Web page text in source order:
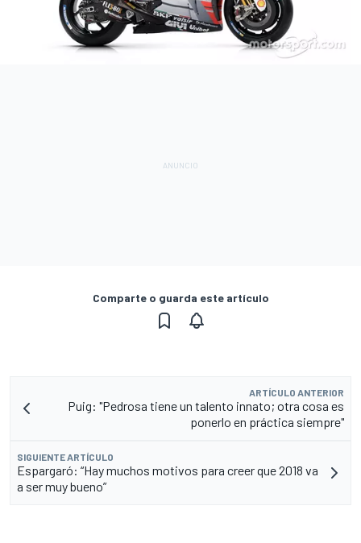
Comparte o guarda este artículo
ARTÍCULO ANTERIOR
Puig: "Pedrosa tiene un talento innato; otra cosa es
ponerlo en práctica siempre"
SIGUIENTE ARTÍCULO
Espargaró: “Hay muchos motivos para creer que 2018 va
a ser muy bueno”